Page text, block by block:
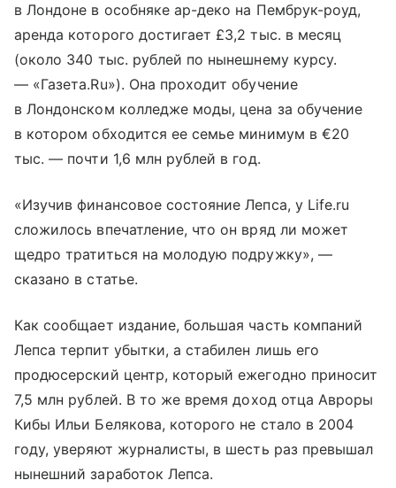
в Лондоне в особняке ар-деко на Пембрук-роуд,
аренда которого достигает £3,2 тыс. в месяц
(около 340 тыс. рублей по нынешнему курсу.
— «Газета.Ru»). Она проходит обучение
в Лондонском колледже моды, цена за обучение
в котором обходится ее семье минимум в €20
тыс. — почти 1,6 млн рублей в год.
«Изучив финансовое состояние Лепса, у Life.ru
сложилось впечатление, что он вряд ли может
щедро тратиться на молодую подружку», —
сказано в статье.
Как сообщает издание, большая часть компаний
Лепса терпит убытки, а стабилен лишь его
продюсерский центр, который ежегодно приносит
7,5 млн рублей. В то же время доход отца Авроры
Кибы Ильи Белякова, которого не стало в 2004
году, уверяют журналисты, в шесть раз превышал
нынешний заработок Лепса.